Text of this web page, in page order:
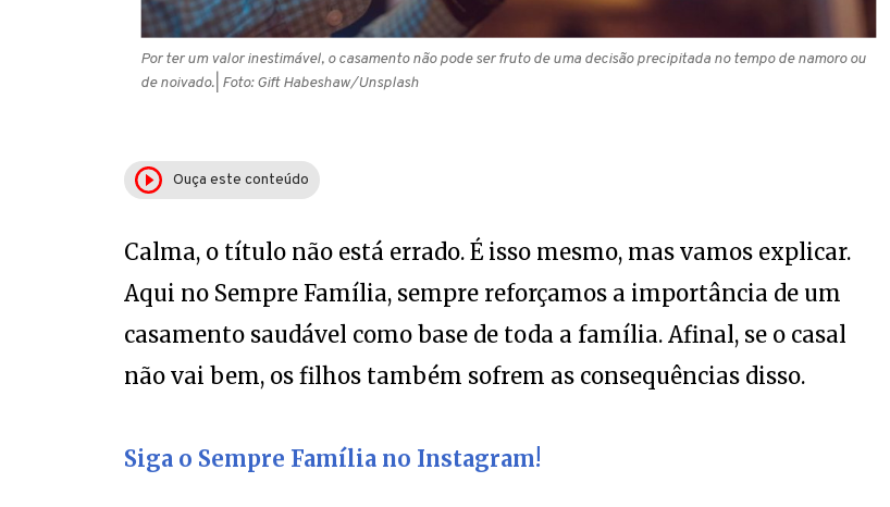
Por ter um valor inestimável, o casamento não pode ser fruto de uma decisão precipitada no tempo de namoro ou
de noivado.| Foto: Gift Habeshaw/Unsplash
Ouça este conteúdo
Calma, o título não está errado. É isso mesmo, mas vamos explicar.
Aqui no Sempre Família, sempre reforçamos a importância de um
casamento saudável como base de toda a família. Afinal, se o casal
não vai bem, os filhos também sofrem as consequências disso.
Siga o Sempre Família no Instagram!